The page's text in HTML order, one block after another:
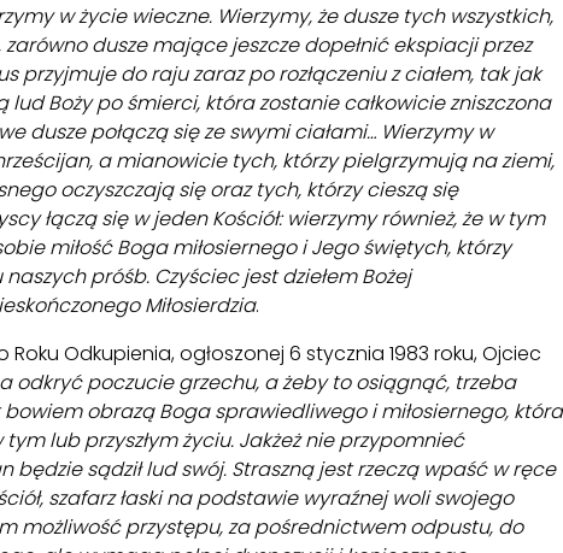
w życie wieczne. Wierzymy, że dusze tych wszystkich,
dusze mające jeszcze dopełnić ekspiacji przez
przyjmuje do raju zaraz po rozłączeniu z ciałem, tak jak
lud Boży po śmierci, która zostanie całkowicie zniszczona
dusze połączą się ze swymi ciałami… Wierzymy w
a mianowicie tych, którzy pielgrzymują na ziemi,
oczyszczają się oraz tych, którzy cieszą się
łączą się w jeden Kościół: wierzymy również, że w tym
miłość Boga miłosiernego i Jego świętych, którzy
próśb. Czyściec jest dziełem Bożej
Miłosierdzia.
Odkupienia, ogłoszonej 6 stycznia 1983 roku, Ojciec
odkryć poczucie grzechu, a żeby to osiągnąć, trzeba
obrazą Boga sprawiedliwego i miłosiernego, która
lub przyszłym życiu. Jakżeż nie przypomnieć
będzie sądził lud swój. Straszną jest rzeczą wpaść w ręce
szafarz łaski na podstawie wyraźnej woli swojego
możliwość przystępu, za pośrednictwem odpustu, do